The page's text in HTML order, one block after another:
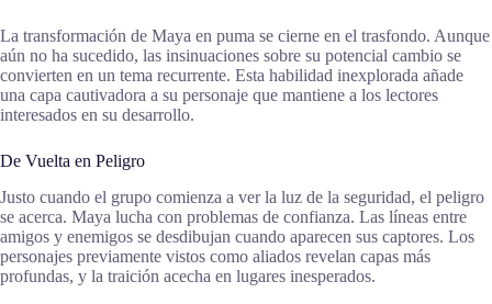
La transformación de Maya en puma se cierne en el trasfondo. Aunque
aún no ha sucedido, las insinuaciones sobre su potencial cambio se
convierten en un tema recurrente. Esta habilidad inexplorada añade
una capa cautivadora a su personaje que mantiene a los lectores
interesados en su desarrollo.
De Vuelta en Peligro
Justo cuando el grupo comienza a ver la luz de la seguridad, el peligro
se acerca. Maya lucha con problemas de confianza. Las líneas entre
amigos y enemigos se desdibujan cuando aparecen sus captores. Los
personajes previamente vistos como aliados revelan capas más
profundas, y la traición acecha en lugares inesperados.